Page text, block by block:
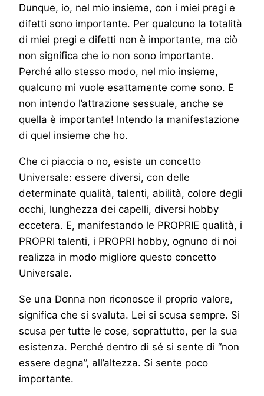
Dunque, io, nel mio insieme, con i miei pregi e
difetti sono importante. Per qualcuno la totalità
di miei pregi e difetti non è importante, ma ciò
non significa che io non sono importante.
Perché allo stesso modo, nel mio insieme,
qualcuno mi vuole esattamente come sono. E
non intendo l’attrazione sessuale, anche se
quella è importante! Intendo la manifestazione
di quel insieme che ho.
Che ci piaccia o no, esiste un concetto
Universale: essere diversi, con delle
determinate qualità, talenti, abilità, colore degli
occhi, lunghezza dei capelli, diversi hobby
eccetera. E, manifestando le PROPRIE qualità, i
PROPRI talenti, i PROPRI hobby, ognuno di noi
realizza in modo migliore questo concetto
Universale.
Se una Donna non riconosce il proprio valore,
significa che si svaluta. Lei si scusa sempre. Si
scusa per tutte le cose, soprattutto, per la sua
esistenza. Perché dentro di sé si sente di “non
essere degna”, all’altezza. Si sente poco
importante.